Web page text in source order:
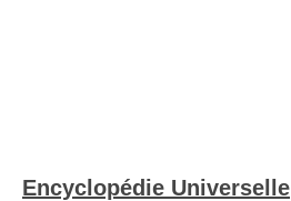
Encyclopédie Universelle